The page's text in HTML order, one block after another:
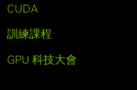
CUDA
訓練課程
GPU 科技大會